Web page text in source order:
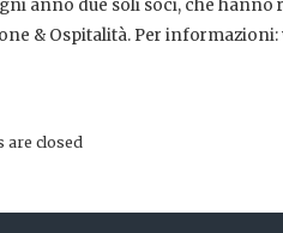
anno due soli soci, che
& Ospitalità. Per
are closed